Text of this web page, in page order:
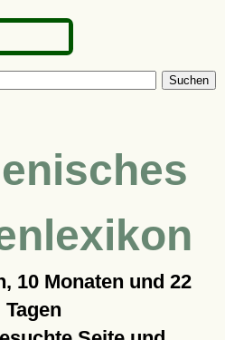
Suchen
10 Monaten und 22
Tagen